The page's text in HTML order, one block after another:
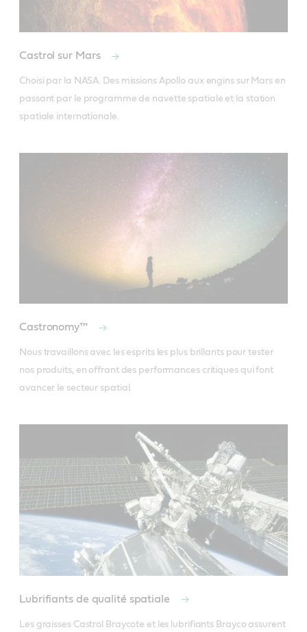
Castrol sur Mars
Choisi par la NASA. Des missions Apollo aux engins sur Mars en
passant par le programme de navette spatiale et la station
spatiale internationale.
Castronomy™
Nous travaillons avec les esprits les plus brillants pour tester
nos produits, en offrant des performances critiques qui font
avancer le secteur spatial.
Lubrifiants de qualité spatiale
Les graisses Castrol Braycote et les lubrifiants Brayco assurent